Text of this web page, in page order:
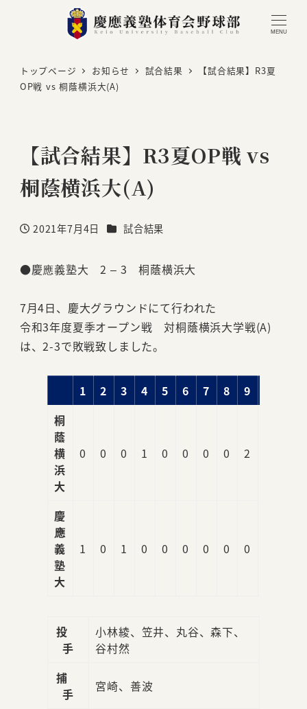
MENU
トップページ お知らせ 試合結果
【試合結果】R3夏
OP戦 vs 桐蔭横浜大(A)
【試合結果】R3夏OP戦 vs
桐蔭横浜大(A)
投稿日
2021年7月4日 カテゴリー
試合結果
●慶應義塾大 2 – 3 桐蔭横浜大
7月4日、慶大グラウンドにて行われた
令和3年度夏季オープン戦 対桐蔭横浜大学戦(A)
は、2-3で敗戦致しました。
1 2 3 4 5 6 7 8 9
桐
蔭
横
浜
大
0 0 0 1 0 0 0 0 2
慶
應
義
塾
大
1 0 1 0 0 0 0 0 0
投
手
小林綾、笠井、丸谷、森下、
谷村然
捕
手
宮崎、善波